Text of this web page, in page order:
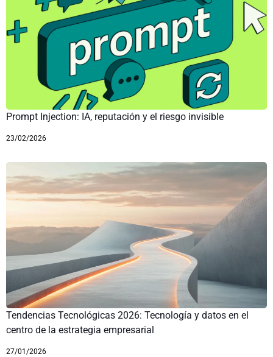
Prompt Injection: IA, reputación y el riesgo invisible
23/02/2026
Tendencias Tecnológicas 2026: Tecnología y datos en el
centro de la estrategia empresarial
27/01/2026